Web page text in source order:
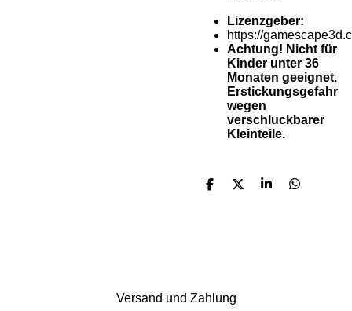
Lizenzgeber:
https://
Achtung! Nicht für
Kinder unter 36
Monaten geeignet.
Erstickungsgefahr
wegen
verschluckbarer
Kleinteile.
T
T
T
T
t
Versand und Zahlung